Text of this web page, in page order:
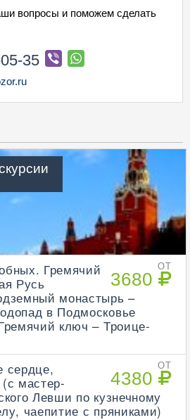
вопросы и поможем сделать
35
ОТ
3680
Гремячий
Русь
монастырь –
в Подмосковье
ключ – Троице-
ОТ
4380
сердце,
мастер-
Левши по кузнечному
чаепитие с пряниками)